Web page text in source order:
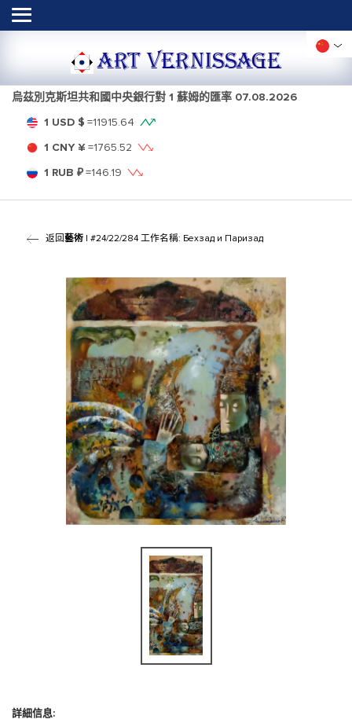
ART VERNISSAGE
烏茲別克斯坦共和國中央銀行對 1 蘇姆的匯率 07.08.2026
1 USD $ =11915.64
1 CNY ¥ =1765.52
1 RUB ₽=146.19
返回藝術| #24/22/284 工作名稱: Бехзад и Паризад
詳細信息: